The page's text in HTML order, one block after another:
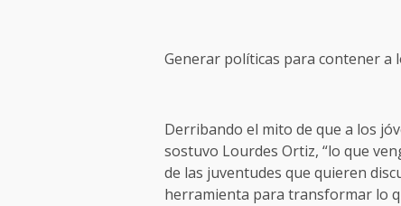
Generar políticas para contener a
Derribando el mito de que a los
sostuvo Lourdes Ortiz, “lo que
de las juventudes que quieren
herramienta para transformar lo